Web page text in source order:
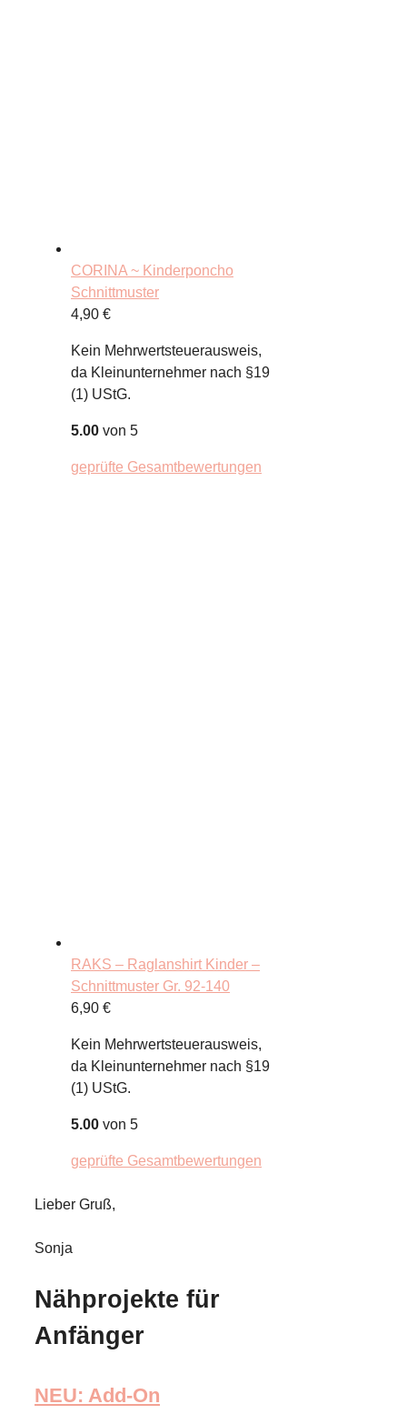
CORINA ~ Kinderponcho
Schnittmuster
4,90 €
Kein Mehrwertsteuerausweis,
da Kleinunternehmer nach §19
(1) UStG.
5.00 von 5
geprüfte Gesamtbewertungen
RAKS – Raglanshirt Kinder –
Schnittmuster Gr. 92-140
6,90 €
Kein Mehrwertsteuerausweis,
da Kleinunternehmer nach §19
(1) UStG.
5.00 von 5
geprüfte Gesamtbewertungen
Lieber Gruß,
Sonja
Nähprojekte für
Anfänger
NEU: Add-On